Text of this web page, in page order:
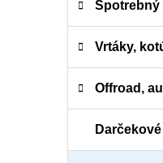
Spotrebný
Vrtáky,
Offroad,